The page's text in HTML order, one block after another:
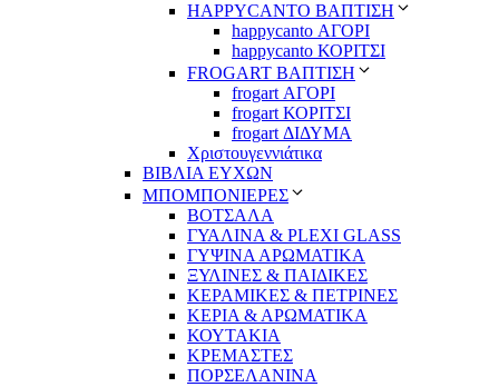
HAPPYCANTO ΒΑΠΤΙΣΗ
happycanto ΑΓΟΡΙ
happycanto ΚΟΡΙΤΣΙ
FROGART ΒΑΠΤΙΣΗ
frogart ΑΓΟΡΙ
frogart ΚΟΡΙΤΣΙ
frogart ΔΙΔΥΜΑ
Χριστουγεννιάτικα
ΒΙΒΛΙΑ ΕΥΧΩΝ
ΜΠΟΜΠΟΝΙΕΡΕΣ
ΒΟΤΣΑΛΑ
ΓΥΑΛΙΝΑ & PLEXI GLASS
ΓΥΨΙΝΑ ΑΡΩΜΑΤΙΚΑ
ΞΥΛΙΝΕΣ & ΠΑΙΔΙΚΕΣ
ΚΕΡΑΜΙΚΕΣ & ΠΕΤΡΙΝΕΣ
ΚΕΡΙΑ & ΑΡΩΜΑΤΙΚΑ
ΚΟΥΤΑΚΙΑ
ΚΡΕΜΑΣΤΕΣ
ΠΟΡΣΕΛΑΝΙΝΑ